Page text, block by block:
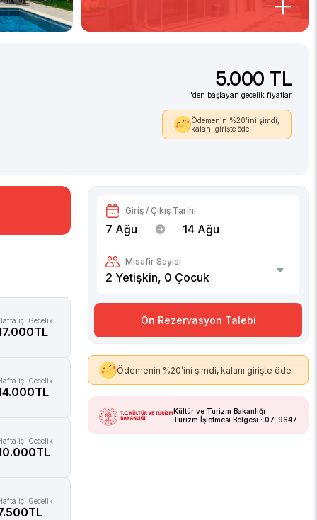
5.000 TL
'den başlayan gecelik fiyatlar
Ödemenin %20’ini şimdi,
kalanı girişte öde
içi Gecelik
içi Gecelik
içi Gecelik
içi Gecelik
Giriş / Çıkış Tarihi
7 Ağu 14 Ağu
Misafir Sayısı
2 Yetişkin, 0 Çocuk
Ön Rezervasyon Talebi
Ödemenin %20’ini şimdi, kalanı girişte öde
Kültür ve Turizm Bakanlığı
Turizm İşletmesi Belgesi : 07-9647